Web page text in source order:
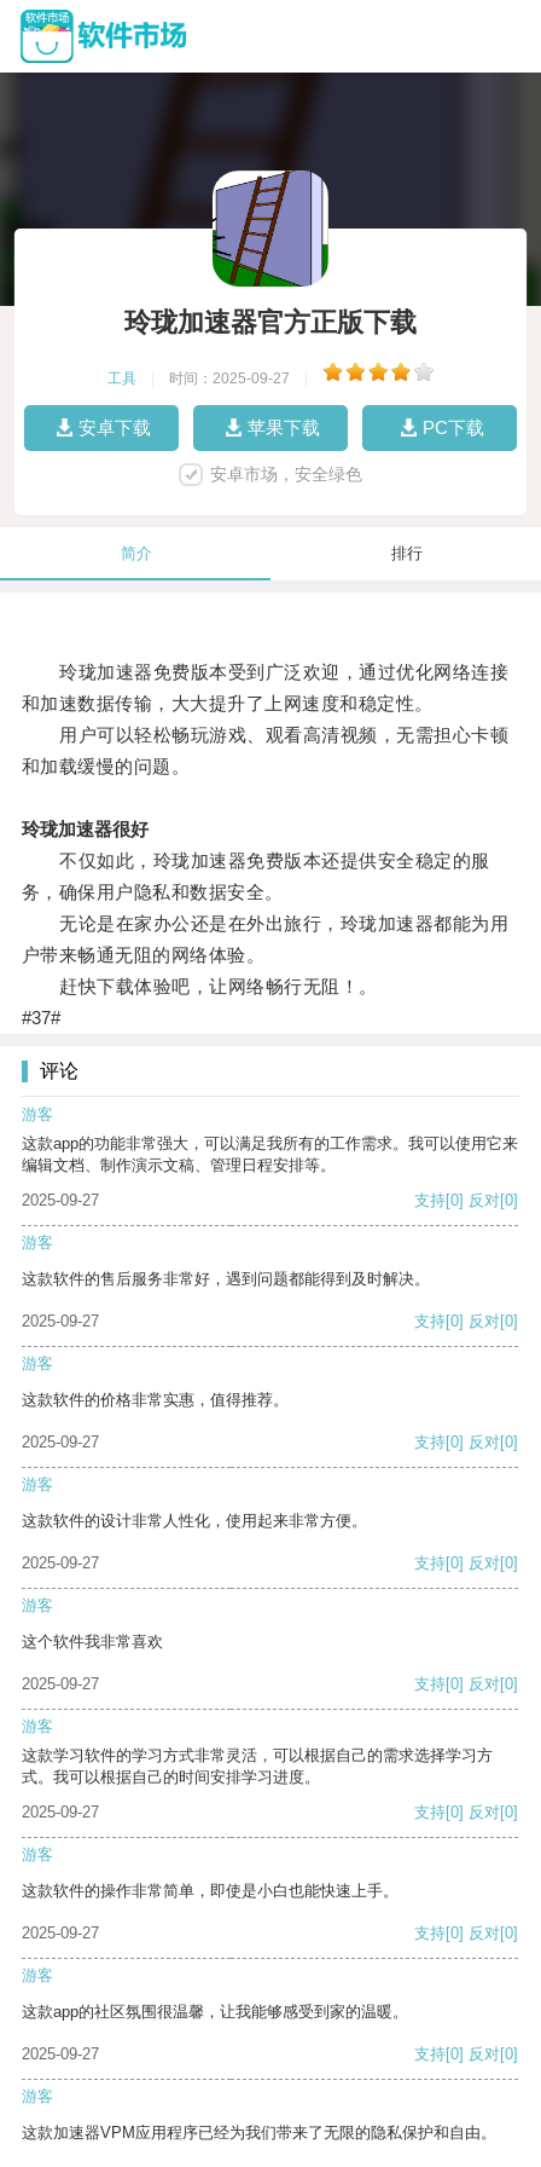
玲珑加速器官方正版下载
工具 时间：2025-09-27
安卓下载 苹果下载 PC下载
安卓市场，安全绿色
简介 排行
玲珑加速器免费版本受到广泛欢迎，通过优化网络连接
和加速数据传输，大大提升了上网速度和稳定性。
用户可以轻松畅玩游戏、观看高清视频，无需担心卡顿
和加载缓慢的问题。
玲珑加速器很好
不仅如此，玲珑加速器免费版本还提供安全稳定的服
务，确保用户隐私和数据安全。
无论是在家办公还是在外出旅行，玲珑加速器都能为用
户带来畅通无阻的网络体验。
赶快下载体验吧，让网络畅行无阻！。
#37#
评论
游客
这款app的功能非常强大，可以满足我所有的工作需求。我可以使用它来
编辑文档、制作演示文稿、管理日程安排等。
2025-09-27
支持[0] 反对[0]
游客
这款软件的售后服务非常好，遇到问题都能得到及时解决。
2025-09-27 支持[0] 反对[0]
游客
这款软件的价格非常实惠，值得推荐。
2025-09-27 支持[0] 反对[0]
游客
这款软件的设计非常人性化，使用起来非常方便。
2025-09-27 支持[0] 反对[0]
游客
这个软件我非常喜欢
2025-09-27 支持[0] 反对[0]
游客
这款学习软件的学习方式非常灵活，可以根据自己的需求选择学习方
式。我可以根据自己的时间安排学习进度。
2025-09-27
支持[0] 反对[0]
游客
这款软件的操作非常简单，即使是小白也能快速上手。
2025-09-27 支持[0] 反对[0]
游客
这款app的社区氛围很温馨，让我能够感受到家的温暖。
2025-09-27 支持[0] 反对[0]
游客
这款加速器VPM应用程序已经为我们带来了无限的隐私保护和自由。